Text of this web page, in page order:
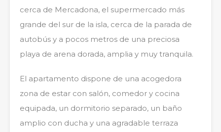
cerca de Mercadona, el supermercado más
grande del sur de la isla, cerca de la parada de
autobús y a pocos metros de una preciosa
playa de arena dorada, amplia y muy tranquila.
El apartamento dispone de una acogedora
zona de estar con salón, comedor y cocina
equipada, un dormitorio separado, un baño
amplio con ducha y una agradable terraza